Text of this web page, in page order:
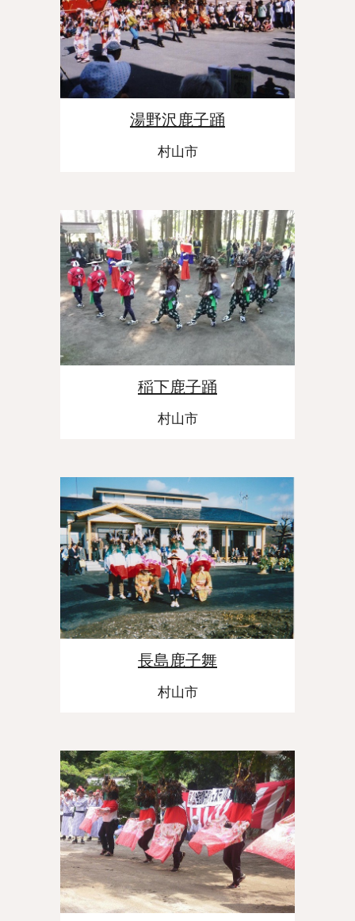
湯野沢鹿子踊
村山市
稲下鹿子踊
村山市
長島鹿子舞
村山市